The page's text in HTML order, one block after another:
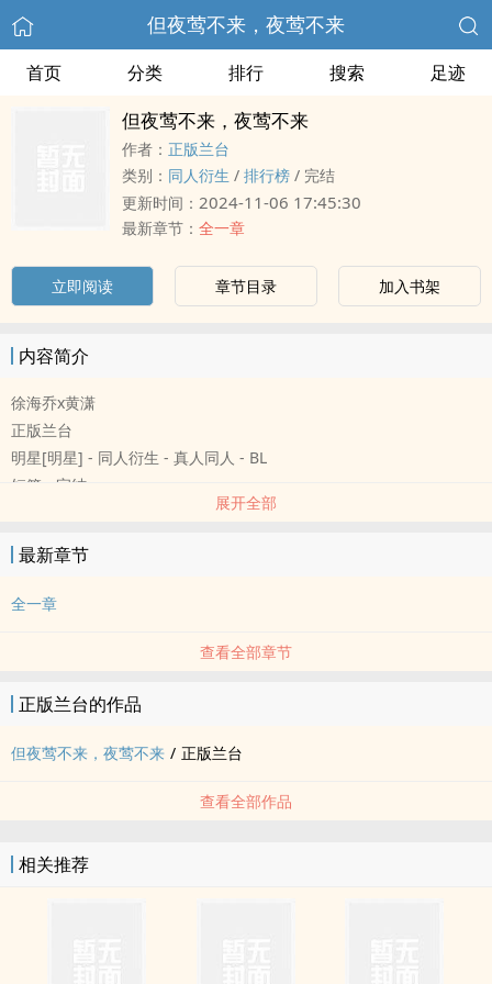
但夜莺不来，夜莺不来
首页 分类 排行 搜索 足迹
但夜莺不来，夜莺不来
作者： 正版兰台
类别： 同人衍生 / 排行榜 / 完结
更新时间： 2024-11-06 17:45:30
最新章节： 全一章
立即阅读 章节目录 加入书架
内容简介
徐海乔x黄潇
正版兰台
明星[明星] - 同人衍生 - 真人同人 - BL
短篇 - 完结
展开全部
最新章节
全一章
查看全部章节
正版兰台的作品
但夜莺不来，夜莺不来 / 正版兰台
查看全部作品
相关推荐